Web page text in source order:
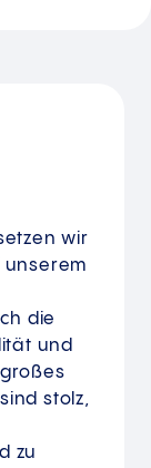
wir
die
und
stolz,
zu